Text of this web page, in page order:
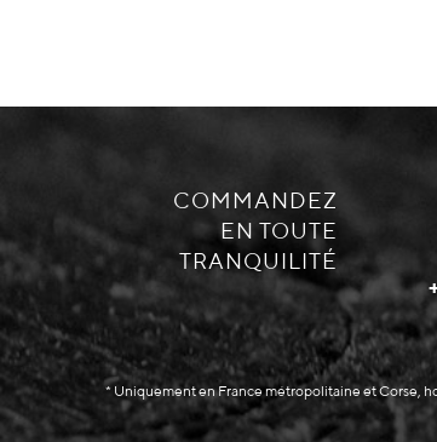
COMMANDEZ
EN TOUTE
TRANQUILITÉ
* Uniquement en France métropolitaine et Corse,